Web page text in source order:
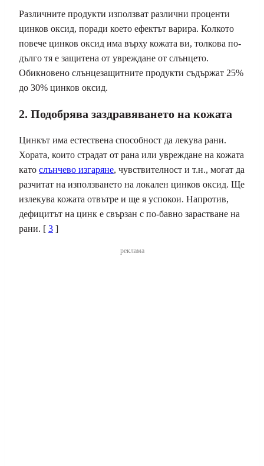
Различните продукти използват различни проценти
цинков оксид, поради което ефектът варира. Колкото
повече цинков оксид има върху кожата ви, толкова по-
дълго тя е защитена от увреждане от слънцето.
Обикновено слънцезащитните продукти съдържат 25%
до 30% цинков оксид.
2. Подобрява заздравяването на кожата
Цинкът има естествена способност да лекува рани.
Хората, които страдат от рана или увреждане на кожата
като слънчево изгаряне, чувствителност и т.н., могат да
разчитат на използването на локален цинков оксид. Ще
излекува кожата отвътре и ще я успокои. Напротив,
дефицитът на цинк е свързан с по-бавно зарастване на
рани. [ 3 ]
реклама